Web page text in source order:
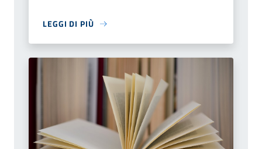
LEGGI DI PIÙ